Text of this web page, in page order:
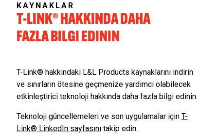
KAYNAKLAR
T-LINK® HAKKINDA DAHA
FAZLA BILGI EDININ
T-Link® hakkındaki L&L Products kaynaklarını indirin
ve sınırların ötesine geçmenize yardımcı olabilecek
etkinleştirici teknoloji hakkında daha fazla bilgi edinin.
Teknoloji güncellemeleri ve son uygulamalar için T-
Link® LinkedIn sayfasınıtakip edin.